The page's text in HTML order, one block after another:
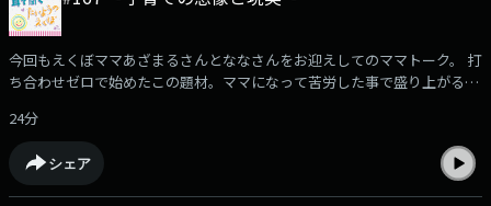
今回もえくぼママあざまるさんとななさんをお迎えしてのママトーク。 打
ち合わせゼロで始めたこの題材。ママになって苦労した事で盛り上がるか
広がった世界。 是非お楽しみくださ
24分
シェア